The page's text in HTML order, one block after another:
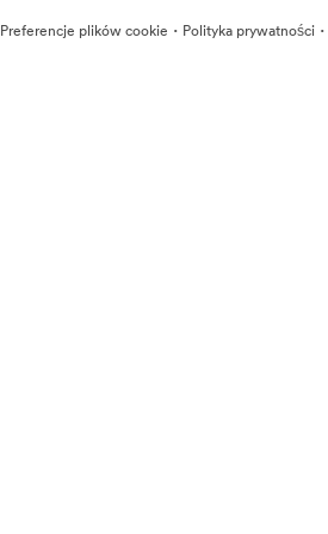
Preferencje plików cookie · Polityka prywatności ·